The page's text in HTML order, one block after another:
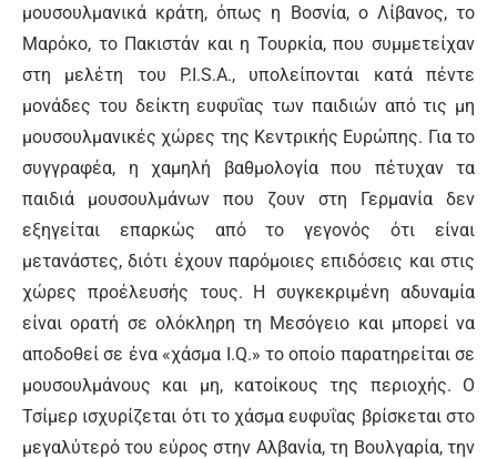
μουσουλμανικά κράτη, όπως η Βοσνία, ο Λίβανος, το
Μαρόκο, το Πακιστάν και η Τουρκία, που συμμετείχαν
στη μελέτη του P.I.S.A., υπολείπονται κατά πέντε
μονάδες του δείκτη ευφυΐας των παιδιών από τις μη
μουσουλμανικές χώρες της Κεντρικής Ευρώπης. Για το
συγγραφέα, η χαμηλή βαθμολογία που πέτυχαν τα
παιδιά μουσουλμάνων που ζουν στη Γερμανία δεν
εξηγείται επαρκώς από το γεγονός ότι είναι
μετανάστες, διότι έχουν παρόμοιες επιδόσεις και στις
χώρες προέλευσής τους. Η συγκεκριμένη αδυναμία
είναι ορατή σε ολόκληρη τη Μεσόγειο και μπορεί να
αποδοθεί σε ένα «χάσμα I.Q.» το οποίο παρατηρείται σε
μουσουλμάνους και μη, κατοίκους της περιοχής. Ο
Τσίμερ ισχυρίζεται ότι το χάσμα ευφυΐας βρίσκεται στο
μεγαλύτερό του εύρος στην Αλβανία, τη Βουλγαρία, την